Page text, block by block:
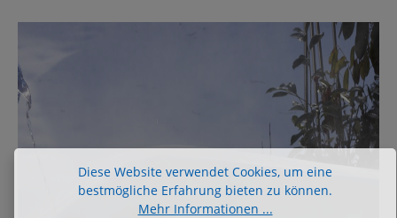
Diese Website verwendet Cookies, um eine
bestmögliche Erfahrung bieten zu können.
Mehr Informationen ...